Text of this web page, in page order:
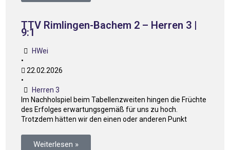
TTV Rimlingen-Bachem 2 – Herren 3 |
9:1
HWei
•
22.02.2026
•
Herren 3
Im Nachholspiel beim Tabellenzweiten hingen die Früchte
des Erfolges erwartungsgemäß für uns zu hoch.
Trotzdem hätten wir den einen oder anderen Punkt
Weiterlesen »